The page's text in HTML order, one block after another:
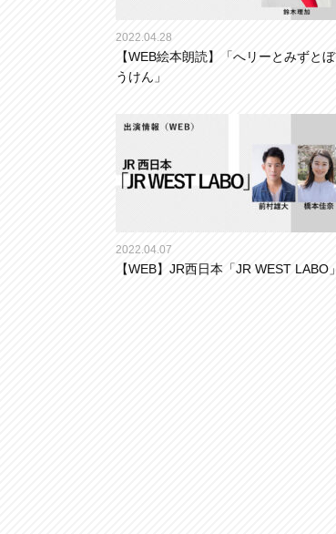
2022.04.28
【WEB絵本朗読】「へリーとみずとぼ
うけん」
2022.04.07
【WEB】JR西日本「JR WEST LABO」